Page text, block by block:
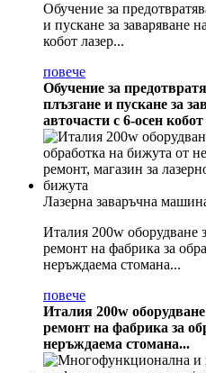
Обучение за
и пускане за заваряване
кобот лазер...
повече
Обучение за
плъзгане и пускане за
авточасти с 6-осен кобот
Лазерна заваръчна
Италия 200w оборудване
ремонт на фабрика за
неръждаема стомана...
повече
Италия 200w
ремонт на фабрика за
неръждаема стомана...